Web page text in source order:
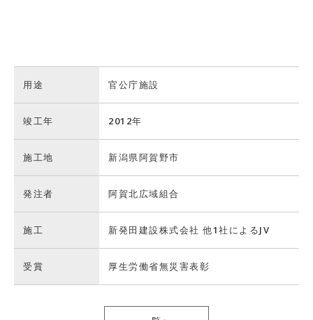
用途 官公庁施設
竣工年 2012年
施工地 新潟県阿賀野市
発注者 阿賀北広域組合
施工 新発田建設株式会社 他1社によるJV
受賞 厚生労働省無災害表彰